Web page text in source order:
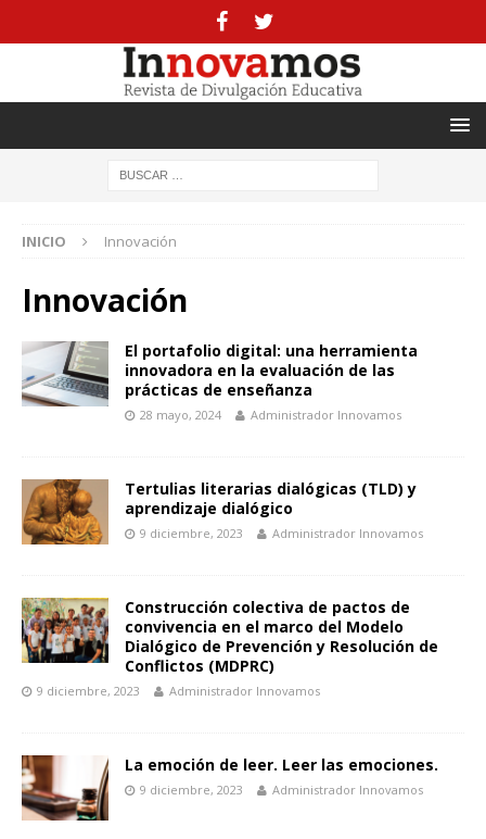
INICIO Innovación
Innovación
El portafolio digital: una herramienta
innovadora en la evaluación de las
prácticas de enseñanza
28 mayo, 2024 Administrador Innovamos
Tertulias literarias dialógicas (TLD) y
aprendizaje dialógico
9 diciembre, 2023 Administrador Innovamos
Construcción colectiva de pactos de
convivencia en el marco del Modelo
Dialógico de Prevención y Resolución de
Conflictos (MDPRC)
9 diciembre, 2023 Administrador Innovamos
La emoción de leer. Leer las emociones.
9 diciembre, 2023 Administrador Innovamos